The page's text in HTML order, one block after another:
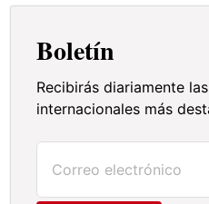
Boletín
Recibirás diariamente
internacionales más